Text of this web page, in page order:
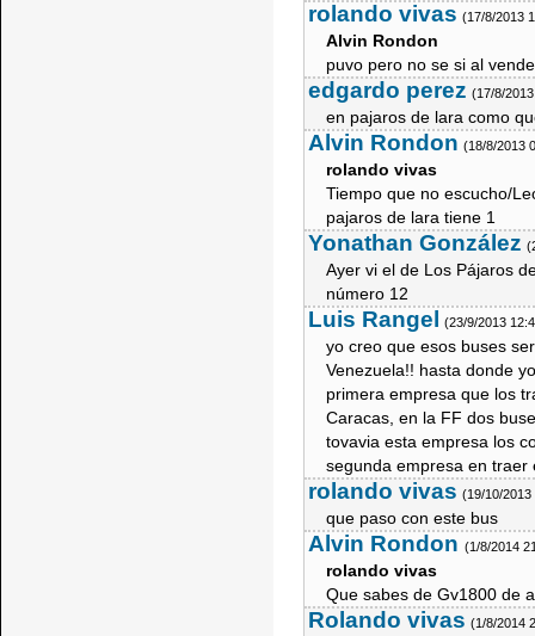
rolando vivas (17/8/2013
Alvin Rondon
puvo pero no se si al
edgardo perez (17/8/
en pajaros de lara como
Alvin Rondon (18/8/2013
rolando vivas
Tiempo que no escucho/
pajaros de lara tiene 1
Yonathan González
Ayer vi el de Los Pájaros
número 12
Luis Rangel (23/9/2013
yo creo que esos buses
Venezuela!! hasta donde
primera empresa que los
Caracas, en la FF dos
tovavia esta empresa los
segunda empresa en traer
rolando vivas (19/10/
que paso con este bus
Alvin Rondon(1/8/2014
rolando vivas
Que sabes de Gv1800 de
Rolando vivas (1/8/2014